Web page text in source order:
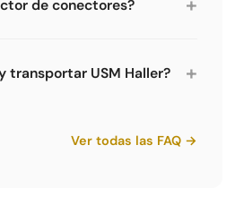
piezas.y extractor de
de conectores?
de tubos USM Haller. Lo
sale limpiamente.
transportar USM Haller? +
el extractor, envuelve tubos
en mantas o plástico
Ver todas las FAQ →